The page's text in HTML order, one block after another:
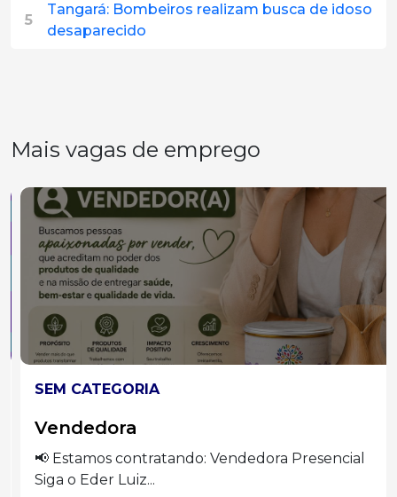
5
Tangará: Bombeiros realizam busca de idoso
desaparecido
Mais vagas de emprego
SEM CATEGORIA
Vendedora
📢 Estamos contratando: Vendedora Presencial
Siga o Eder Luiz...